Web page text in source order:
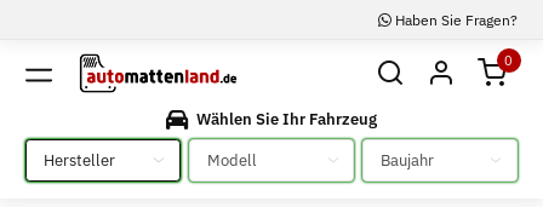
Haben Sie Fragen?
0
Wählen Sie Ihr Fahrzeug
Bitte auswählen
Bitte auswählen Bitte auswählen